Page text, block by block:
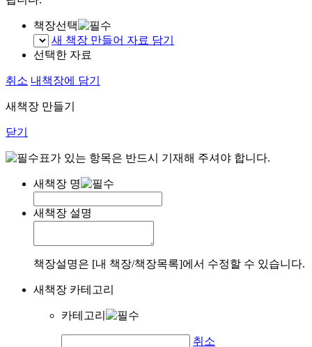
책장선택
새 책장 만들어 자료 담기
선택한 자료
취소 내책장에 담기
새책장 만들기
닫기
표가 있는 항목은 반드시 기재해 주셔야 합니다.
새책장 명
새책장 설명
책장설명은 [내 책장/책장목록]에서 수정할 수 있습니다.
새책장 카테고리
카테고리
취소